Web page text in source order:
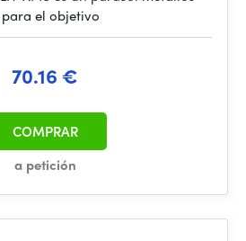
el objetivo
70.16 €
a petición
COMPRAR